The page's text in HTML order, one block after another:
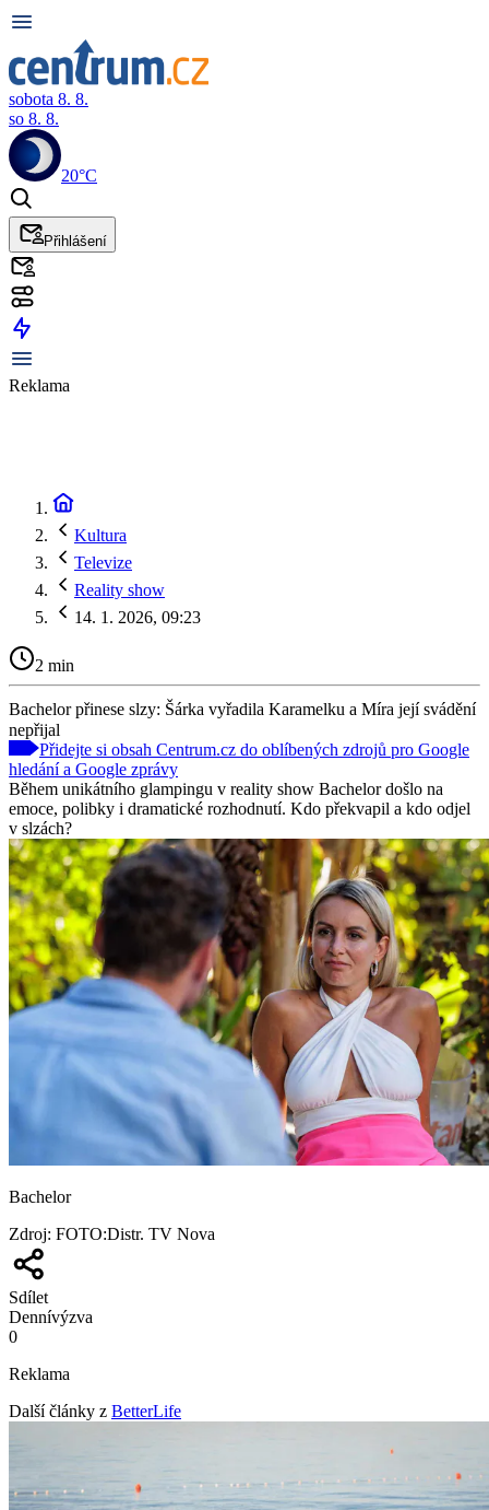
sobota 8. 8.
so 8. 8.
20°C
Přihlášení
Reklama
Kultura
Televize
Reality show
14. 1. 2026, 09:23
2 min
Bachelor přinese slzy: Šárka vyřadila Karamelku a Míra její svádění
nepřijal
Přidejte si obsah Centrum.cz do oblíbených zdrojů pro Google
hledání a Google zprávy
Během unikátního glampingu v reality show Bachelor došlo na
emoce, polibky i dramatické rozhodnutí. Kdo překvapil a kdo odjel
v slzách?
Bachelor
Zdroj: FOTO:Distr. TV Nova
Sdílet
Dennívýzva
0
Reklama
Další články z BetterLife